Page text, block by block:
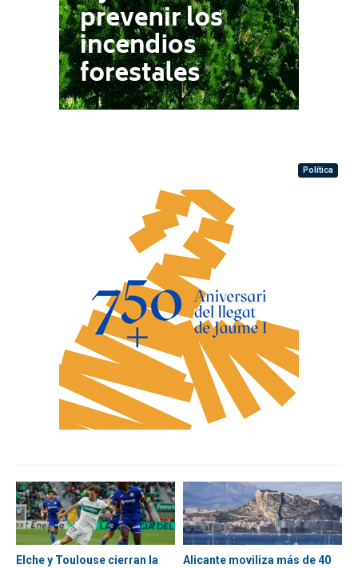
Política
Elche y Toulouse cierran la
Alicante moviliza más de 40